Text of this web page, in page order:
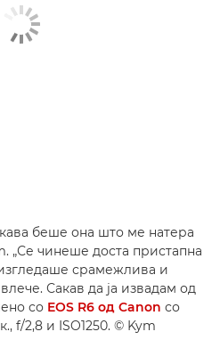
беше она што ме натера
„Се чинеше доста пристапна
срамежлива и
Сакав да ја извадам од
со EOS R6 од Canon со
f/2,8 и ISO1250. © Kym